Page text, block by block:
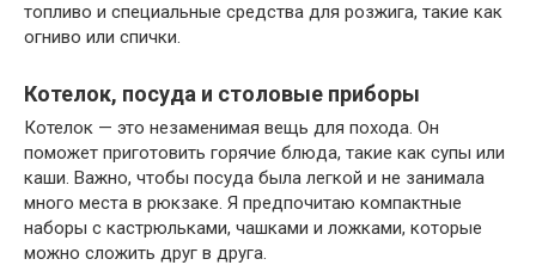
топливо и специальные средства для розжига, такие как
огниво или спички.
Котелок, посуда и столовые приборы
Котелок — это незаменимая вещь для похода. Он
поможет приготовить горячие блюда, такие как супы или
каши. Важно, чтобы посуда была легкой и не занимала
много места в рюкзаке. Я предпочитаю компактные
наборы с кастрюльками, чашками и ложками, которые
можно сложить друг в друга.